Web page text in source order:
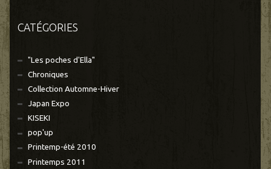
CATÉGORIES
"Les poches d'Ella"
Chroniques
Collection Automne-Hiver
Japan Expo
KISEKI
pop'up
Printemp-été 2010
Printemps 2011